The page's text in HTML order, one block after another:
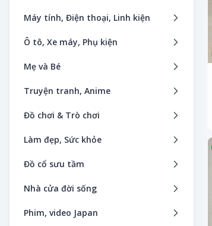
Phụ kiện trẻ em
Hộp đựng đồng hồ
Phụ kiện nam
Đồng hồ Unisex
Công cụ sửa chữa đồng hồ đeo tay
Đồng hồ nữ
Dây đeo đồng hồ
Giày nữ
Nước hoa
Phụ kiện thời trang
Quần áo truyền thống Nhật Bản
Sản phẩm handmade
Tạp chí thời trang
Bếp & Thiết bị điện gia dụng
Đài phát thanh
Điện thoại
Điện thoại bàn & Fax
Đồng hồ
Đồng hồ thông minh
Dụng cụ làm đẹp
Máy tính, Điện thoại, Linh kiện
Phần mềm
Smartphone & Điện thoại di động
Máy đọc sách
Máy ảnh kỹ thuật số
Link kiện máy tính
Máy chủ (Servers)
Ô tô, Xe máy, Phụ kiện
Âm thanh xe ô tô
Bộ phận điều hướng xe ô tô
Các sản phẩm liên quan đến ô tô
Catalog, Sách hướng dẫn sử dụng
ETC
Mẹ và Bé
Đồ bộ giường
Đồ tắm
Handmade
Khác
Truyện tranh, Anime
Ảnh nghệ thuật
CD nhạc
Chữ ký
Dakimakura
Đồ chơi & Trò chơi
Anh hùng giả vờ, chiến đấu
Cho bé
Cho thuê đồ chơi
Làm đẹp, Sức khỏe
Chăm sóc cơ thể
Chăm sóc răng miệng
Đồ cổ sưu tầm
Kiếm
Nhà cửa đời sống
Bàn thờ Phật
Phim, video Japan